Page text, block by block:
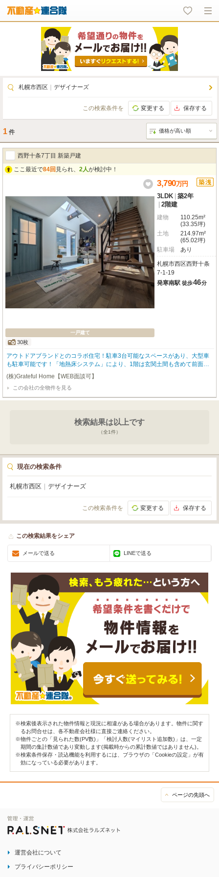
札幌市西区 デザイナーズ
この検索条件を 変更する 保存する
1 件
西野十条7丁目 新築戸建
ここ最近で84回 見られ、 2人が検討中！
一戸建て
30枚
3,790万円
3LDK 築2年
2階建
建物
110.25m²
(33.35坪)
土地
214.97m²
(65.02坪)
駐車場
あり
札幌市西区西野十条
7-1-19
発寒南駅 徒歩46分
アウトドアブランドとのコラボ住宅！駐車3台可能なスペースがあり、大型車
も駐車可能です！「地熱床システム」により、1階は玄関土間も含めて前面床
暖房を採用！高気密高断熱で広い空間でも暖かく過ごせます。 資料請求のみ
でもお気軽にお問合わせください。 物件のご提案、資金計画や住宅ローンに
ついても、 わかりやすく丁寧にご説明させて頂きます。
(株)Grateful Home【WEB面談可】
この会社の全物件を見る
検索結果は以上です
（全1件）
現在の検索条件
札幌市西区 デザイナーズ
この検索条件を 変更する 保存する
この検索結果をシェア
メールで送る LINEで送る
※検索後表示された物件情報と現況に相違がある場合があります。物件に関す
るお問合せは、各不動産会社様に直接ご連絡ください。
※物件ごとの「見られた数(PV数)」「検討人数(マイリスト追加数)」は、一定
期間の集計数値であり変動します(掲載時からの累計数値ではありません)。
※検索条件保存・読込機能を利用するには、ブラウザの「Cookieの設定」が有
効になっている必要があります。
ページの先頭へ
運営会社について
プライバシーポリシー